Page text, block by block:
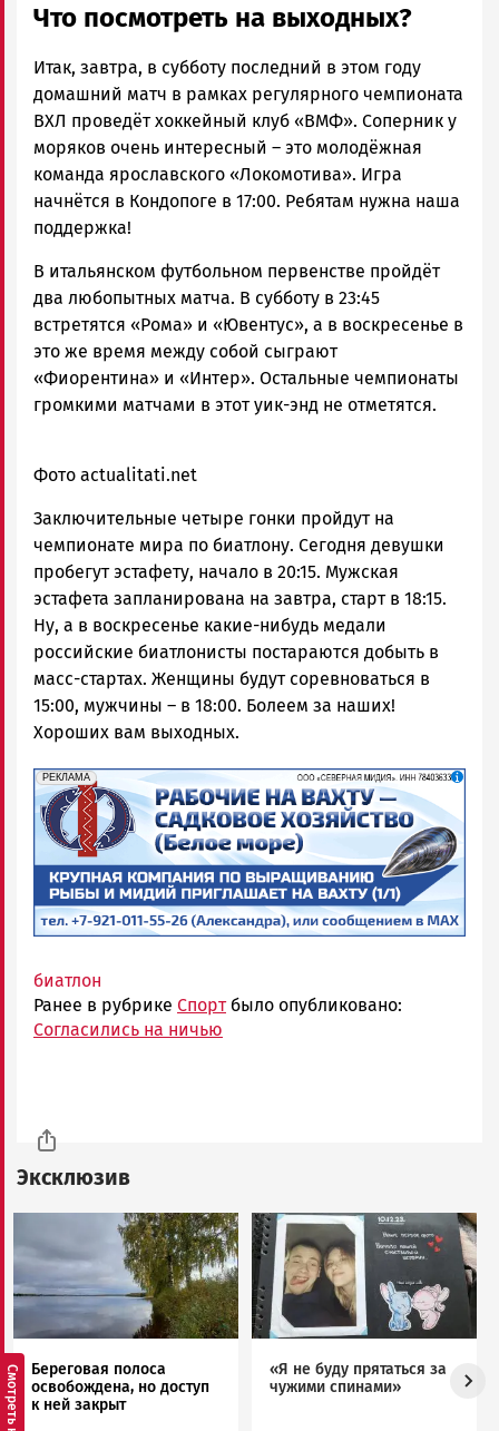
Что посмотреть на выходных?
Итак, завтра, в субботу последний в этом году
домашний матч в рамках регулярного чемпионата
ВХЛ проведёт хоккейный клуб «ВМФ». Соперник у
моряков очень интересный – это молодёжная
команда ярославского «Локомотива». Игра
начнётся в Кондопоге в 17:00. Ребятам нужна наша
поддержка!
В итальянском футбольном первенстве пройдёт
два любопытных матча. В субботу в 23:45
встретятся «Рома» и «Ювентус», а в воскресенье в
это же время между собой сыграют
«Фиорентина» и «Интер». Остальные чемпионаты
громкими матчами в этот уик-энд не отметятся.
Фото actualitati.net
Заключительные четыре гонки пройдут на
чемпионате мира по биатлону. Сегодня девушки
пробегут эстафету, начало в 20:15. Мужская
эстафета запланирована на завтра, старт в 18:15.
Ну, а в воскресенье какие-нибудь медали
российские биатлонисты постараются добыть в
масс-стартах. Женщины будут соревноваться в
15:00, мужчины – в 18:00. Болеем за наших!
Хороших вам выходных.
erid: 2SDnjf467GP
РЕКЛАМА
Реклама
биатлон
Ранее в рубрике Спортбыло опубликовано:
Согласились на ничью
Эксклюзив
Береговая полоса
освобождена, но доступ
к ней закрыт
Image
«Я не буду прятаться за
чужими спинами»